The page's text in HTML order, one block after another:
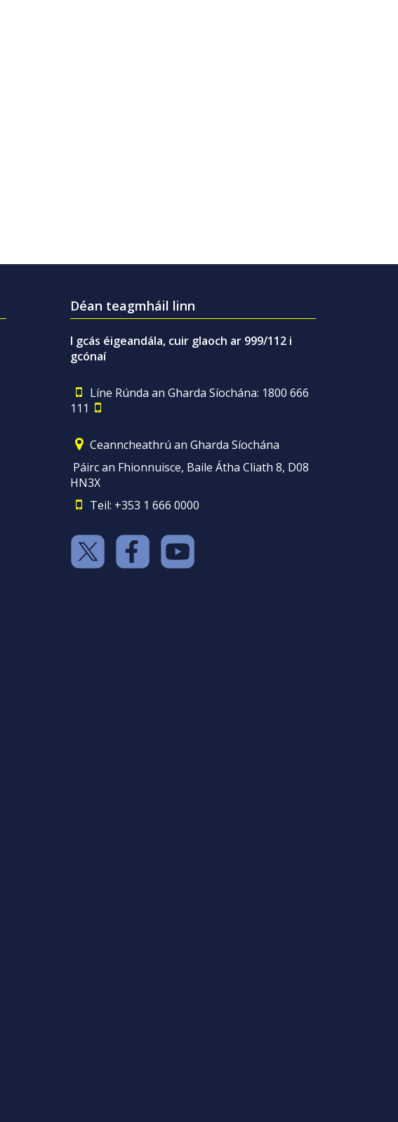
Déan teagmháil linn
I gcás éigeandála, cuir glaoch ar 999/112 i
gcónaí
Líne Rúnda an Gharda Síochána: 1800 666
111
Ceanncheathrú an Gharda Síochána
Páirc an Fhionnuisce, Baile Átha Cliath 8, D08
HN3X
Teil: +353 1 666 0000